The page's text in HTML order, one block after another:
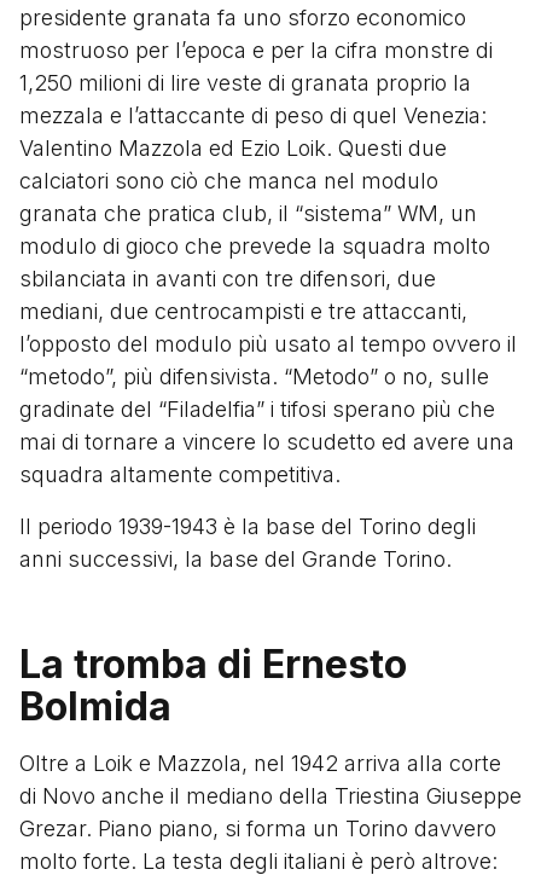
presidente granata fa uno sforzo economico
mostruoso per l’epoca e per la cifra monstre di
1,250 milioni di lire veste di granata proprio la
mezzala e l’attaccante di peso di quel Venezia:
Valentino Mazzola ed Ezio Loik. Questi due
calciatori sono ciò che manca nel modulo
granata che pratica club, il “sistema” WM, un
modulo di gioco che prevede la squadra molto
sbilanciata in avanti con tre difensori, due
mediani, due centrocampisti e tre attaccanti,
l’opposto del modulo più usato al tempo ovvero il
“metodo”, più difensivista. “Metodo” o no, sulle
gradinate del “Filadelfia” i tifosi sperano più che
mai di tornare a vincere lo scudetto ed avere una
squadra altamente competitiva.
Il periodo 1939-1943 è la base del Torino degli
anni successivi, la base del Grande Torino.
La tromba di Ernesto
Bolmida
Oltre a Loik e Mazzola, nel 1942 arriva alla corte
di Novo anche il mediano della Triestina Giuseppe
Grezar. Piano piano, si forma un Torino davvero
molto forte. La testa degli italiani è però altrove: